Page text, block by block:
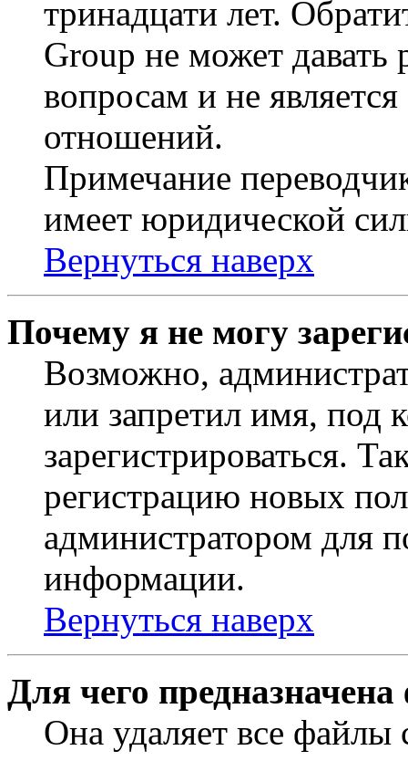
тринадцати лет.
Group не может
вопросам и не
отношений.
Примечание
имеет юридической
Вернуться наверх
Почему я не могу
Возможно,
или запретил имя, под
зарегистрироваться.
регистрацию новых
администратором для
информации.
Вернуться наверх
Для чего
Она удаляет все файлы